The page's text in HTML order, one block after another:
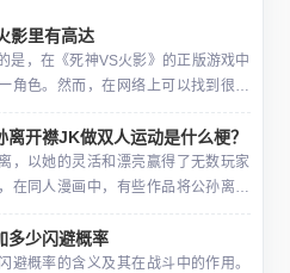
影里有高达
是，在《死神VS火影》的正版游戏中
角色。然而，在网络上可以找到很多
组，其中不乏添加了高达等角色的自
，如果要寻找拥有高达角色的《死神V
离开襟JK做双人运动是什么梗？
，以她的灵活和漂亮赢得了无数玩家
在同人漫画中，有些作品将公孙离的
不同的情境之中。其中一则名为“公孙
双人运动”的情节就是一个胡扯的故
多少闪避概率
避概率的含义及其在战斗中的作用。